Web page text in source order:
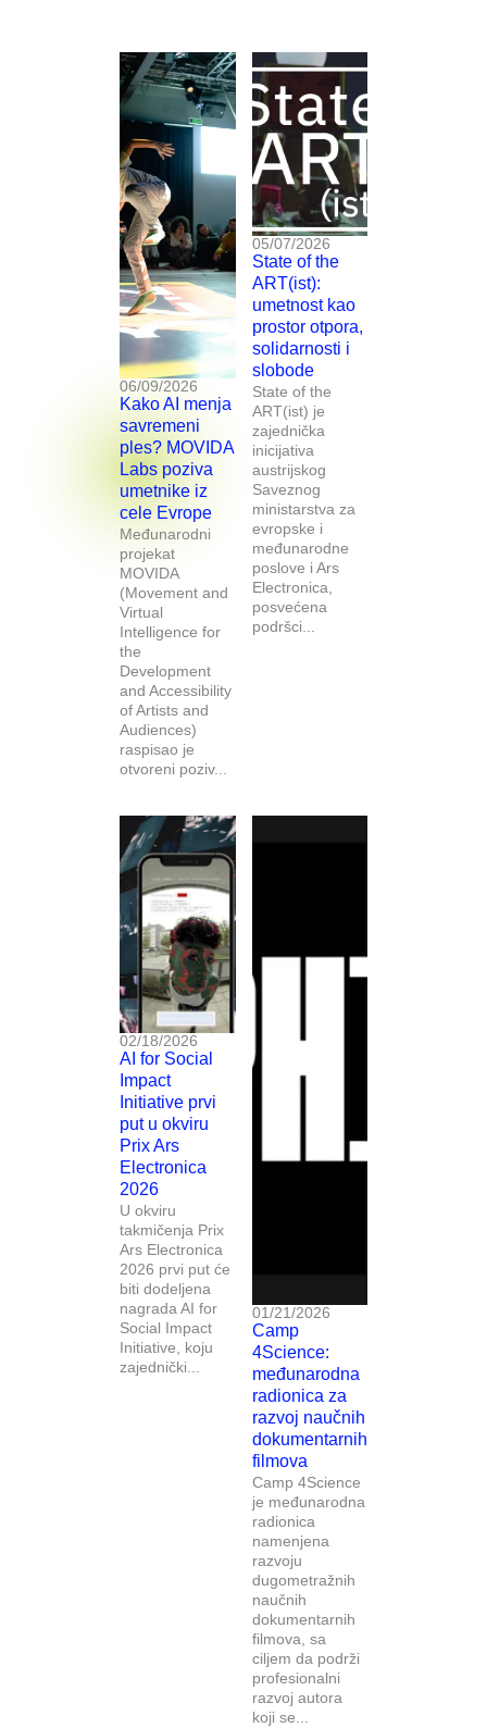
06/09/2026
Kako AI menja
savremeni
ples? MOVIDA
Labs poziva
umetnike iz
cele Evrope
Međunarodni
projekat
MOVIDA
(Movement and
Virtual
Intelligence for
the
Development
and Accessibility
of Artists and
Audiences)
raspisao je
otvoreni poziv...
05/07/2026
State of the
ART(ist):
umetnost kao
prostor otpora,
solidarnosti i
slobode
State of the
ART(ist) je
zajednička
inicijativa
austrijskog
Saveznog
ministarstva za
evropske i
međunarodne
poslove i Ars
Electronica,
posvećena
podršci...
02/18/2026
AI for Social
Impact
Initiative prvi
put u okviru
Prix Ars
Electronica
2026
U okviru
takmičenja Prix
Ars Electronica
2026 prvi put će
biti dodeljena
nagrada AI for
Social Impact
Initiative, koju
zajednički...
01/21/2026
Camp
4Science:
međunarodna
radionica za
razvoj naučnih
dokumentarnih
filmova
Camp 4Science
je međunarodna
radionica
namenjena
razvoju
dugometražnih
naučnih
dokumentarnih
filmova, sa
ciljem da podrži
profesionalni
razvoj autora
koji se...